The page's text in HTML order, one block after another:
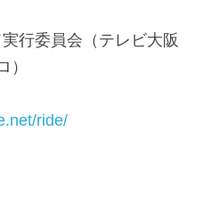
行委員会（テレビ大阪
）
ride/